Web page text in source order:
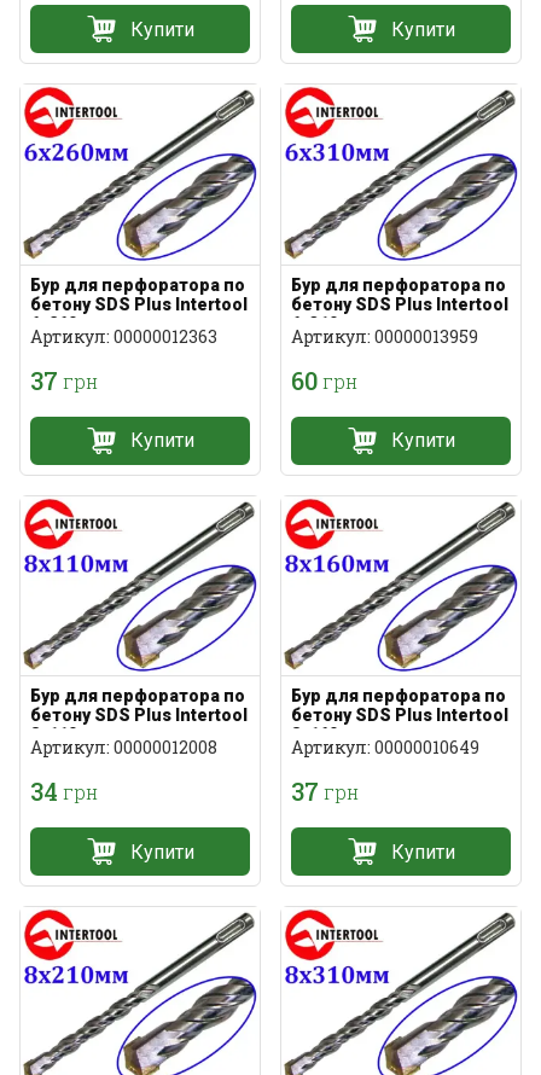
Купити Купити
Бур для перфоратора по
бетону SDS Plus Intertool
6х260мм
Артикул: 00000012363
37 грн
Купити
Бур для перфоратора по
бетону SDS Plus Intertool
6х310мм
Артикул: 00000013959
60грн
Купити
Бур для перфоратора по
бетону SDS Plus Intertool
8х110мм
Артикул: 00000012008
34 грн
Купити
Бур для перфоратора по
бетону SDS Plus Intertool
8х160мм
Артикул: 00000010649
37 грн
Купити